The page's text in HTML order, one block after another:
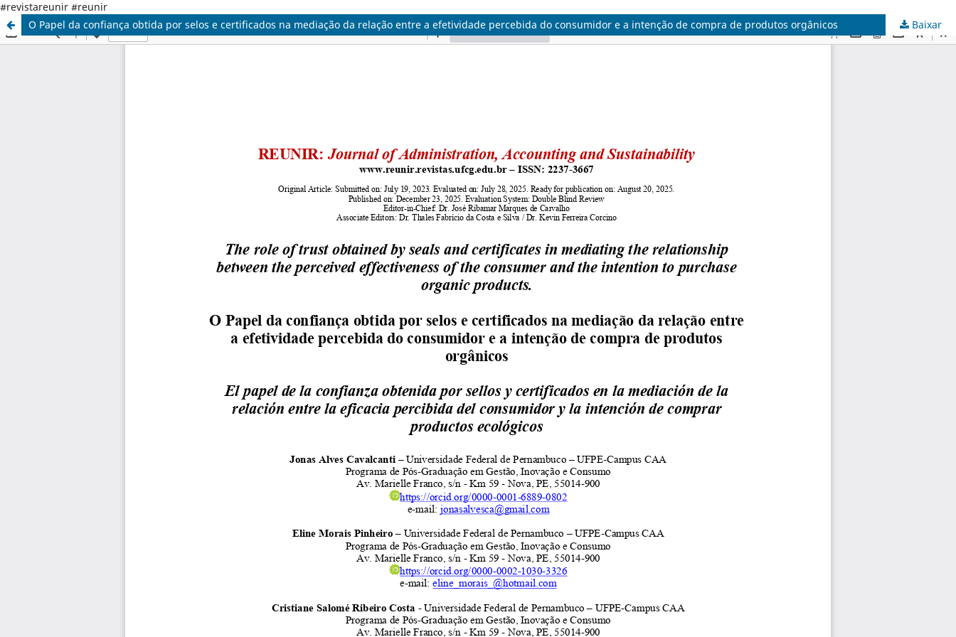
#revistareunir #reunir
O Papel da confiança obtida por selos e certificados na mediação da relação entre a efetividade percebida do consumidor e a intenção de compra de produtos orgânicos
Baixar